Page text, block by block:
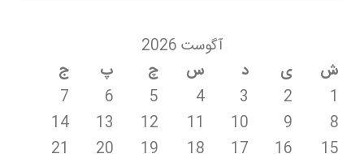
آگوست 2026
ش
ی د س چ پ
ج
1
2
3
4
5
6
7
8
9
10
11
12
13
14